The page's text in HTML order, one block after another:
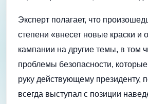
Эксперт полагает, что
степени «внесет новые краски и
кампании на другие темы, в том
проблемы безопасности, которые
руку действующему президенту,
всегда выступал с позиции